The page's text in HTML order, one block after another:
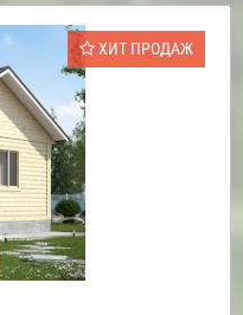
ХИТ ПРОДАЖ